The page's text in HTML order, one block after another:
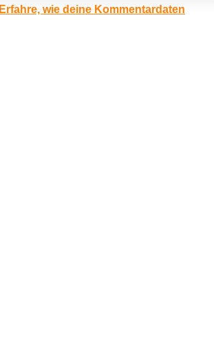
Erfahre, wie deine Kommentardaten